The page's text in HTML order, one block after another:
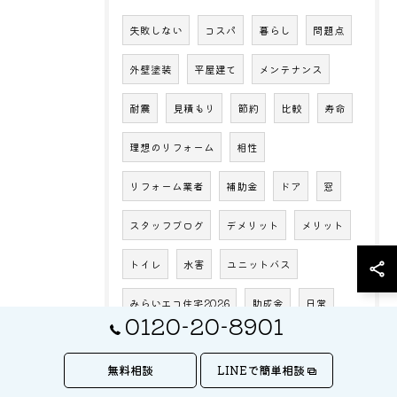
失敗しない コスパ 暮らし 問題点
外壁塗装 平屋建て メンテナンス
耐震 見積もり 節約 比較 寿命
理想のリフォーム 相性
リフォーム業者 補助金 ドア 窓
スタッフブログ デメリット メリット
トイレ 水害 ユニットバス
みらいエコ住宅2026 助成金 日常
ナフサ不足
0120-20-8901
無料相談 LINEで簡単相談